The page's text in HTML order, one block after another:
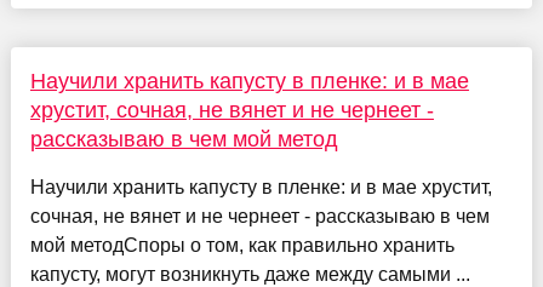
Научили хранить капусту в пленке: и в мае
хрустит, сочная, не вянет и не чернеет -
рассказываю в чем мой метод
Научили хранить капусту в пленке: и в мае хрустит,
сочная, не вянет и не чернеет - рассказываю в чем
мой методСпоры о том, как правильно хранить
капусту, могут возникнуть даже между самыми ...